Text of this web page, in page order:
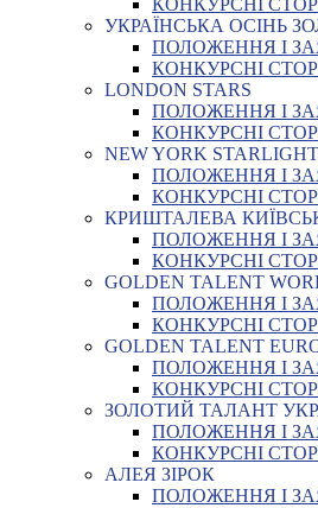
КОНКУРСНІ
УКРАЇНСЬКА ОСІНЬ
ПОЛОЖЕННЯ І
КОНКУРСНІ
LONDON STARS
ПОЛОЖЕННЯ І
КОНКУРСНІ
NEW YORK
ПОЛОЖЕННЯ І
КОНКУРСНІ
КРИШТАЛЕВА
ПОЛОЖЕННЯ І
КОНКУРСНІ
GOLDEN TALENT
ПОЛОЖЕННЯ І
КОНКУРСНІ
GOLDEN TALENT
ПОЛОЖЕННЯ І
КОНКУРСНІ
ЗОЛОТИЙ ТАЛАНТ
ПОЛОЖЕННЯ І
КОНКУРСНІ
АЛЕЯ ЗІРОК
ПОЛОЖЕННЯ І